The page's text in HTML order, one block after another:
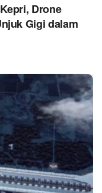
Drone
Gigi dalam